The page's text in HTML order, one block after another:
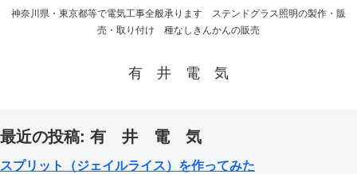
神奈川県・東京都等で電気工事全般承ります ステンドグラス照明の製作・販
売・取り付け 種なしきんかんの販売
有 井 電 気
最近の投稿: 有 井 電 気
スプリット（ジェイルライス）を作ってみた